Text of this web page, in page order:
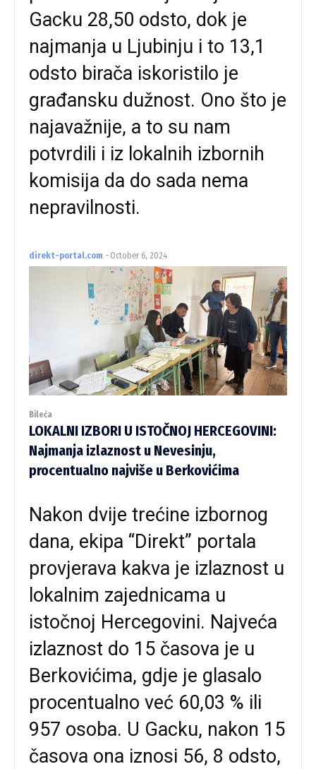
Gacku 28,50 odsto, dok je
najmanja u Ljubinju i to 13,1
odsto birača iskoristilo je
građansku dužnost. Ono što je
najavažnije, a to su nam
potvrdili i iz lokalnih izbornih
komisija da do sada nema
nepravilnosti.
direkt-portal.com - October 6, 2024
Bileća
LOKALNI IZBORI U ISTOČNOJ HERCEGOVINI:
Najmanja izlaznost u Nevesinju,
procentualno najviše u Berkovićima
Nakon dvije trećine izbornog
dana, ekipa “Direkt” portala
provjerava kakva je izlaznost u
lokalnim zajednicama u
istočnoj Hercegovini. Najveća
izlaznost do 15 časova je u
Berkovićima, gdje je glasalo
procentualno već 60,03 % ili
957 osoba. U Gacku, nakon 15
časova ona iznosi 56, 8 odsto,